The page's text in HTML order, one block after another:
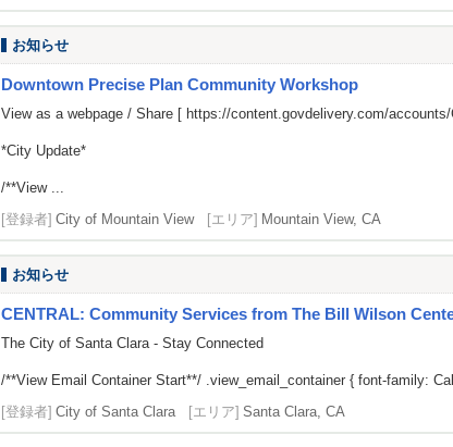
お知らせ
Downtown Precise Plan Community Workshop
View as a webpage / Share [ https://content.govdelivery.com/
*City Update*
/**View ...
[登録者] City of Mountain View [エリア] Mountain View, CA
お知らせ
CENTRAL: Community Services from The Bill Wilson
The City of Santa Clara - Stay Connected
/**View Email Container Start**/ .view_email_container { font-family:
[登録者] City of Santa Clara [エリア] Santa Clara, CA